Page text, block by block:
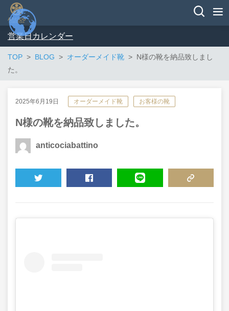
営業日カレンダー
TOP BLOG オーダーメイド靴
N様の靴を納品致しまし
た。
2025年6月19日 オーダーメイド靴 お客様の靴
N様の靴を納品致しました。
anticociabattino